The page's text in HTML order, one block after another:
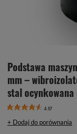
Podstawa
mm –
stal ocynkowana
4.67
+ Dodaj do porównania